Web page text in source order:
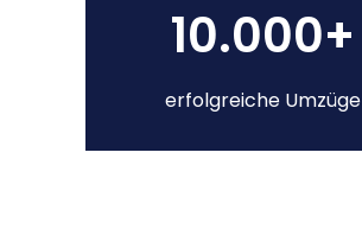
10.000+
erfolgreiche Umzüge